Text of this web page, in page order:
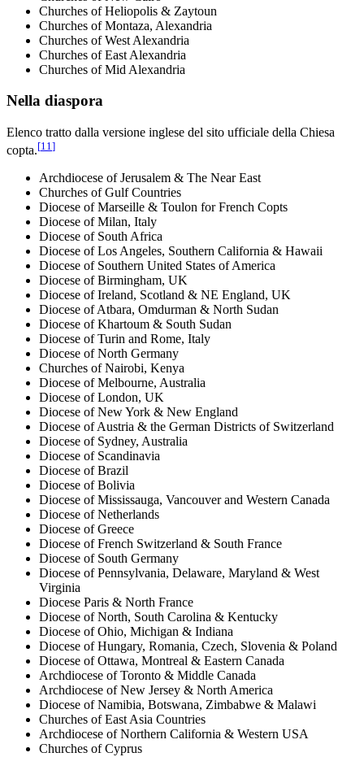
Churches of Heliopolis & Zaytoun
Churches of Montaza, Alexandria
Churches of West Alexandria
Churches of East Alexandria
Churches of Mid Alexandria
Nella diaspora
Elenco tratto dalla versione inglese del sito ufficiale della Chiesa
copta.[11]
Archdiocese of Jerusalem & The Near East
Churches of Gulf Countries
Diocese of Marseille & Toulon for French Copts
Diocese of Milan, Italy
Diocese of South Africa
Diocese of Los Angeles, Southern California & Hawaii
Diocese of Southern United States of America
Diocese of Birmingham, UK
Diocese of Ireland, Scotland & NE England, UK
Diocese of Atbara, Omdurman & North Sudan
Diocese of Khartoum & South Sudan
Diocese of Turin and Rome, Italy
Diocese of North Germany
Churches of Nairobi, Kenya
Diocese of Melbourne, Australia
Diocese of London, UK
Diocese of New York & New England
Diocese of Austria & the German Districts of Switzerland
Diocese of Sydney, Australia
Diocese of Scandinavia
Diocese of Brazil
Diocese of Bolivia
Diocese of Mississauga, Vancouver and Western Canada
Diocese of Netherlands
Diocese of Greece
Diocese of French Switzerland & South France
Diocese of South Germany
Diocese of Pennsylvania, Delaware, Maryland & West
Virginia
Diocese Paris & North France
Diocese of North, South Carolina & Kentucky
Diocese of Ohio, Michigan & Indiana
Diocese of Hungary, Romania, Czech, Slovenia & Poland
Diocese of Ottawa, Montreal & Eastern Canada
Archdiocese of Toronto & Middle Canada
Archdiocese of New Jersey & North America
Diocese of Namibia, Botswana, Zimbabwe & Malawi
Churches of East Asia Countries
Archdiocese of Northern California & Western USA
Churches of Cyprus